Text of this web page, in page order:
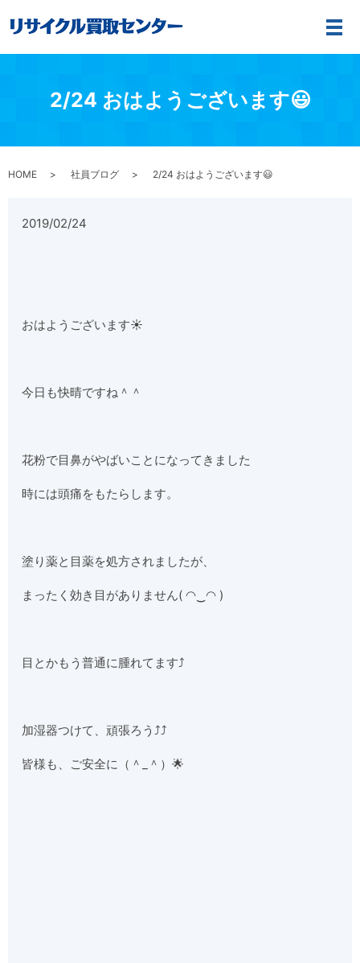
メ
2/24 おはようございます😃
HOME 社員ブログ 2/24 おはようございます😃
2019/02/24
おはようございます☀
今日も快晴ですね＾＾
花粉で目鼻がやばいことになってきました
時には頭痛をもたらします。
塗り薬と目薬を処方されましたが、
まったく効き目がありません( ◠‿◠ )
目とかもう普通に腫れてます⤴︎
加湿器つけて、頑張ろう⤴︎⤴︎
皆様も、ご安全に（＾_＾）🌟